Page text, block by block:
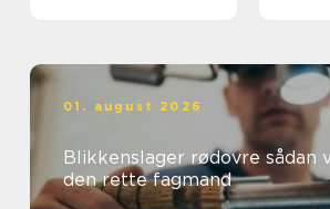
01. august 2026
Blikkenslager rødovre sådan vælger du
den rette fagmand